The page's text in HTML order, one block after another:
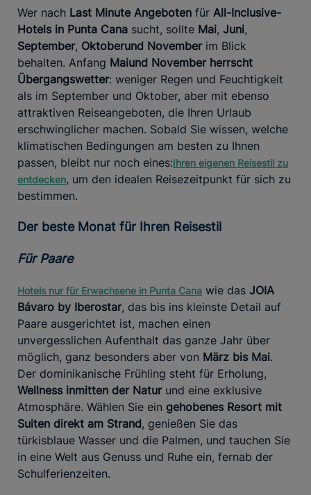
Wer nach Last Minute Angeboten für All-Inclusive-
Hotels in Punta Cana sucht, sollte Mai, Juni,
September, Oktoberund Novemberim Blick
behalten. Anfang Maiund November herrscht
Übergangswetter: weniger Regen und Feuchtigkeit
als im September und Oktober, aber mit ebenso
attraktiven Reiseangeboten, die Ihren Urlaub
erschwinglicher machen. Sobald Sie wissen, welche
klimatischen Bedingungen am besten zu Ihnen
passen, bleibt nur noch eines:Ihren eigenen Reisestil zu
entdecken, um den idealen Reisezeitpunkt für sich zu
bestimmen.
Der beste Monat für Ihren Reisestil
Für Paare
Hotels nur für Erwachsene in Punta Cana wie das JOIA
Bávaro by Iberostar, das bis ins kleinste Detail auf
Paare ausgerichtet ist, machen einen
unvergesslichen Aufenthalt das ganze Jahr über
möglich, ganz besonders aber von März bis Mai.
Der dominikanische Frühling steht für Erholung,
Wellness inmitten der Natur und eine exklusive
Atmosphäre. Wählen Sie ein gehobenes Resort mit
Suiten direkt am Strand, genießen Sie das
türkisblaue Wasser und die Palmen, und tauchen Sie
in eine Welt aus Genuss und Ruhe ein, fernab der
Schulferienzeiten.